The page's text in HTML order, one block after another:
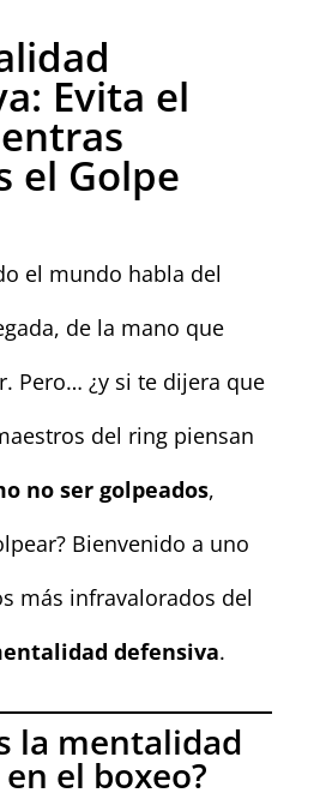
Evita el
el Golpe
el mundo habla del
de la mano que
Pero… ¿y si te dijera que
del ring piensan
no ser golpeados,
Bienvenido a uno
más infravalorados del
defensiva.
la mentalidad
el boxeo?